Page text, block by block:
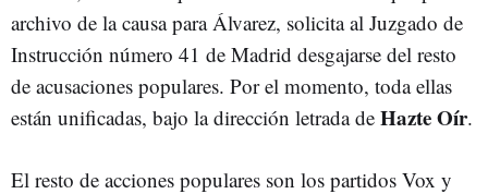
archivo de la causa para Álvarez, solicita al Juzgado de
Instrucción número 41 de Madrid desgajarse del resto
de acusaciones populares. Por el momento, toda ellas
están unificadas, bajo la dirección letrada de Hazte Oír.
El resto de acciones populares son los partidos Vox y